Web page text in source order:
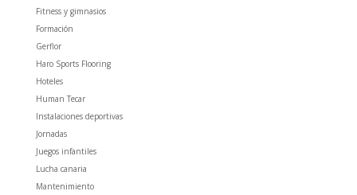
Fitness y gimnasios
Formación
Gerflor
Haro Sports Flooring
Hoteles
Human Tecar
Instalaciones deportivas
Jornadas
Juegos infantiles
Lucha canaria
Mantenimiento